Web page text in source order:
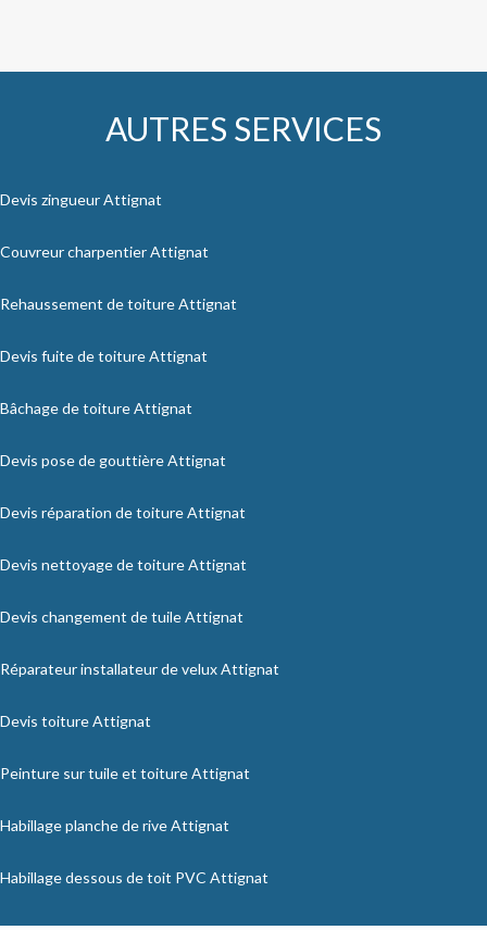
AUTRES SERVICES
Devis zingueur Attignat
Couvreur charpentier Attignat
Rehaussement de toiture Attignat
Devis fuite de toiture Attignat
Bâchage de toiture Attignat
Devis pose de gouttière Attignat
Devis réparation de toiture Attignat
Devis nettoyage de toiture Attignat
Devis changement de tuile Attignat
Réparateur installateur de velux Attignat
Devis toiture Attignat
Peinture sur tuile et toiture Attignat
Habillage planche de rive Attignat
Habillage dessous de toit PVC Attignat